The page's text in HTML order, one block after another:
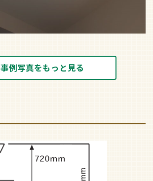
事例写真をもっと見る